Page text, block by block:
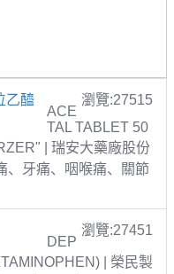
乙醯
瀏覽:27515
ACE
TAL TABLET 50
| 瑞安大藥廠股份
、牙痛、咽喉痛、關節
瀏覽:27451
DEP
| 榮民製